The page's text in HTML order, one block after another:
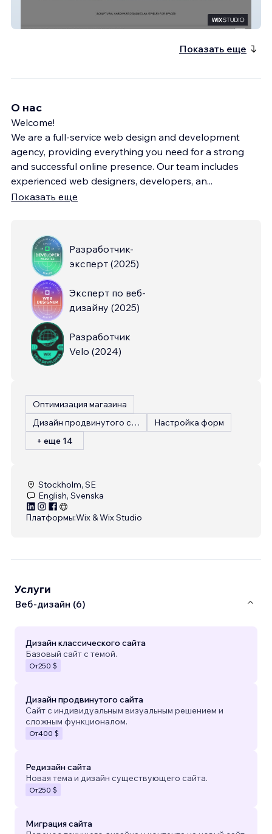
Показать еще
О нас
Welcome!
We are a full-service web design and development
agency, providing everything you need for a strong
and successful online presence. Our team includes
experienced web designers, developers, an...
Показать еще
Разработчик-
эксперт (2025)
Эксперт по веб-
дизайну (2025)
Разработчик
Velo (2024)
Оптимизация магазина
Дизайн продвинутого сайта
Настройка форм
+ еще 14
Stockholm, SE
English, Svenska
Платформы:Wix & Wix Studio
Услуги
Веб-дизайн (6)
Дизайн классического сайта
Базовый сайт с темой.
От250 $
Дизайн продвинутого сайта
Сайт с индивидуальным визуальным решением и
сложным функционалом.
От400 $
Редизайн сайта
Новая тема и дизайн существующего сайта.
От250 $
Миграция сайта